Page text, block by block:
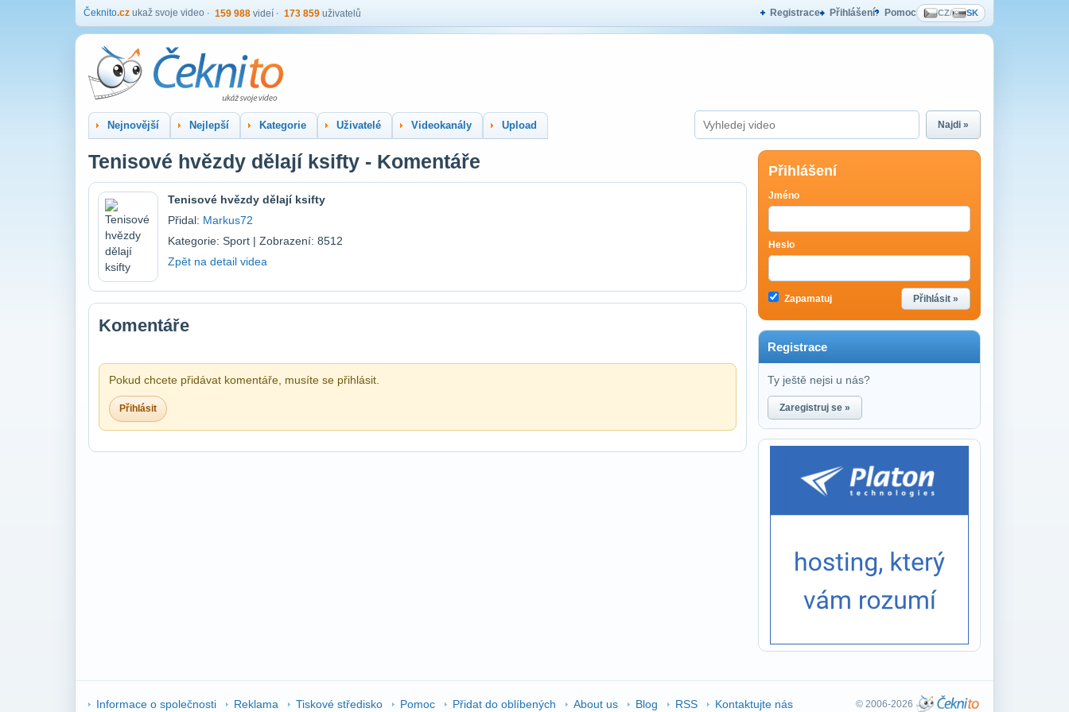
Čeknito.cz ukaž svoje video 159 988 videí 173 859 uživatelů Registrace Přihlášení Pomoc CZ/ SK
Nejnovější Nejlepší Kategorie Uživatelé Videokanály Upload Najdi »
Tenisové hvězdy dělají ksifty - Komentáře
Tenisové hvězdy dělají ksifty
Přidal: Markus72
Kategorie: Sport | Zobrazení: 8512
Zpět na detail videa
Komentáře
Pokud chcete přidávat komentáře, musíte se přihlásit.
Přihlásit
Přihlášení
Jméno
Heslo
Zapamatuj Přihlásit »
Registrace
Ty ještě nejsi u nás?
Zaregistruj se »
Informace o společnosti Reklama Tiskové středisko Pomoc Přidat do oblíbených About us Blog RSS Kontaktujte nás © 2006-2026